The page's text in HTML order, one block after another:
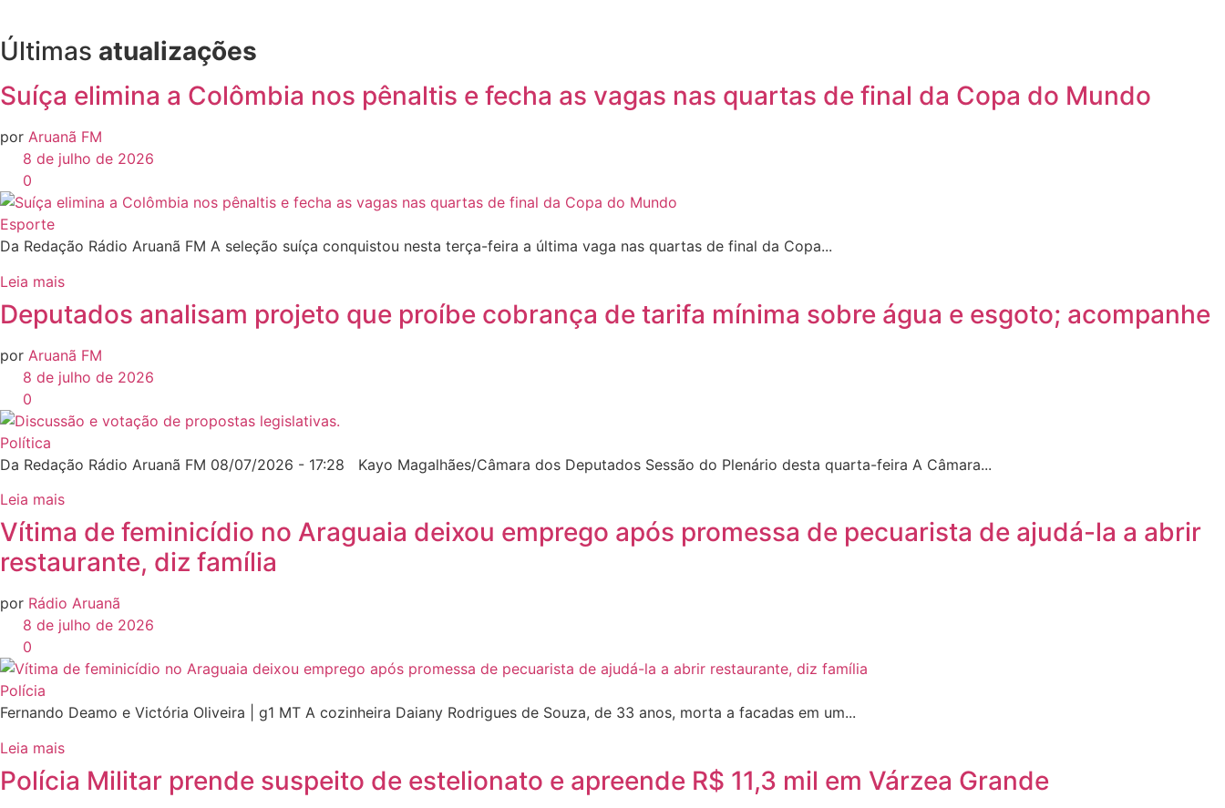
Últimas atualizações
Suíça elimina a Colômbia nos pênaltis e fecha as vagas nas quartas de final da Copa do Mundo
por Aruanã FM
8 de julho de 2026
0
Esporte
Da Redação Rádio Aruanã FM A seleção suíça conquistou nesta terça-feira a última vaga nas quartas de final da Copa...
Leia mais
Deputados analisam projeto que proíbe cobrança de tarifa mínima sobre água e esgoto; acompanhe
por Aruanã FM
8 de julho de 2026
0
Política
Da Redação Rádio Aruanã FM 08/07/2026 - 17:28 Kayo Magalhães/Câmara dos Deputados Sessão do Plenário desta quarta-feira A Câmara...
Leia mais
Vítima de feminicídio no Araguaia deixou emprego após promessa de pecuarista de ajudá-la a abrir
restaurante, diz família
por Rádio Aruanã
8 de julho de 2026
0
Polícia
Fernando Deamo e Victória Oliveira | g1 MT A cozinheira Daiany Rodrigues de Souza, de 33 anos, morta a facadas em um...
Leia mais
Polícia Militar prende suspeito de estelionato e apreende R$ 11,3 mil em Várzea Grande